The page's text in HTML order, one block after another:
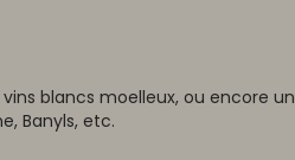
blancs moelleux, ou encore un
Banyls, etc.